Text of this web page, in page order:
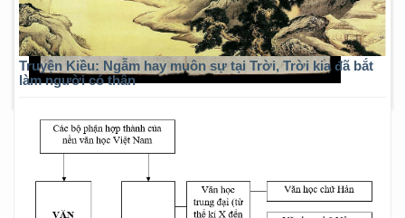
Truyện Kiều: Ngẫm hay muôn sự tại Trời, Trời kia đã bắt
làm người có thân